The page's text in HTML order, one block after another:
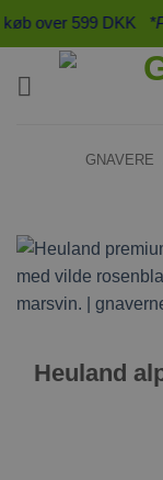
Fortsæt
over 599 DKK
GNAVERE
Heuland